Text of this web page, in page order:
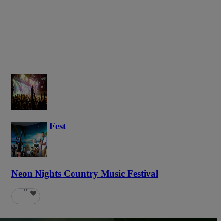
Haunted Fest
58
Neon Nights Country Music Festival
6